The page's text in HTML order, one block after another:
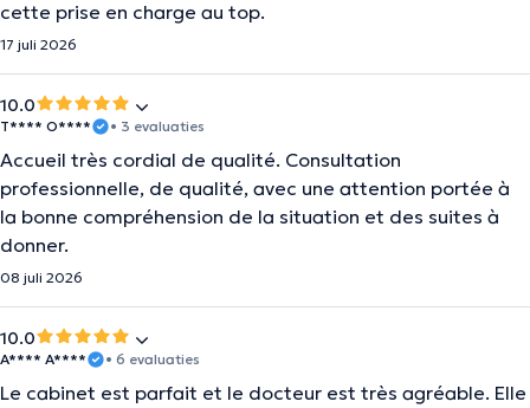
cette prise en charge au top.
17 juli 2026
10.0
T**** O**** • 3 evaluaties
Accueil très cordial de qualité. Consultation
professionnelle, de qualité, avec une attention portée à
la bonne compréhension de la situation et des suites à
donner.
08 juli 2026
10.0
A**** A**** • 6 evaluaties
Le cabinet est parfait et le docteur est très agréable. Elle